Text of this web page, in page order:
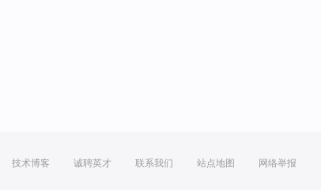
技术博客 诚聘英才 联系我们 站点地图 网络举报